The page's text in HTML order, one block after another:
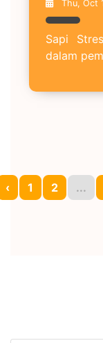
Thu, Oct
Sapi
dalam
‹ 1 2 ...